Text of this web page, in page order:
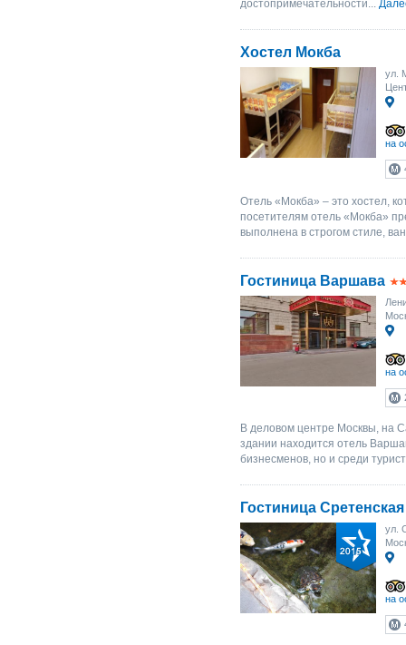
достопримечательности...
Хостел Мокба
ул.
на
Отель «Мокба» – это хостел,
посетителям отель «Мокба»
выполнена в строгом стиле,
Гостиница Варшава
на
В деловом центре Москвы, на
здании находится отель
бизнесменов, но и среди
Гостиница Сретенская
ул.
на